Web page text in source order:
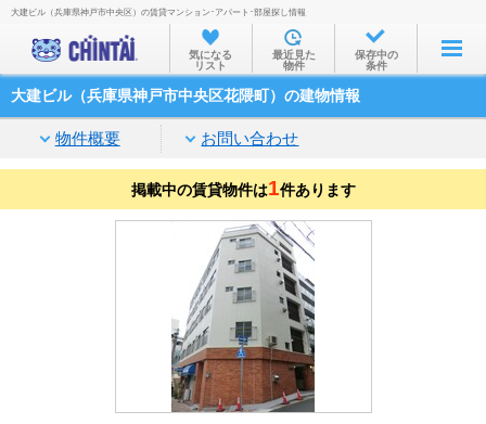
お部屋を探す
沿線・駅から
住所から
家賃相場から
通勤通学時間から
物件特集から
不動産会社から
TOP
大建ビル（兵庫県神戸市中央区）の賃貸マンション･アパート･部屋探し情報
気になる
リスト
最近見た
物件
保存中の
条件
大建ビル（兵庫県神戸市中央区花隈町）の建物情報
物件概要 お問い合わせ
掲載中の賃貸物件は1件あります